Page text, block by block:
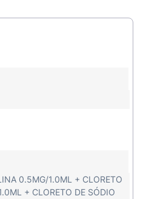
0.5MG/1.0ML + CLORETO
+ CLORETO DE SÓDIO